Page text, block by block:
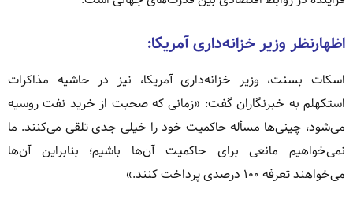
اظهارنظر وزیر خزانه‌داری آمریکا:
اسکات بسنت، وزیر خزانه‌داری آمریکا، نیز در حاشیه مذاکرات
استکهلم به خبرنگاران گفت: «زمانی که صحبت از خرید نفت روسیه
می‌شود، چینی‌ها مسأله حاکمیت خود را خیلی جدی تلقی می‌کنند. ما
نمی‌خواهیم مانعی برای حاکمیت آن‌ها باشیم؛ بنابراین آن‌ها
می‌خواهند تعرفه ۱۰۰ درصدی پرداخت کنند.»